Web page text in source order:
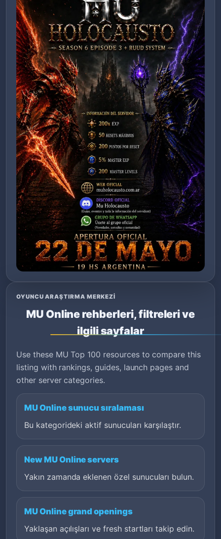
OYUNCU ARAŞTIRMA MERKEZI
MU Online rehberleri, filtreleri ve
ilgili sayfalar
Use these MU Top 100 resources to compare this
listing with rankings, guides, launch pages and
other server categories.
MU Online sunucu sıralaması
Bu kategorideki aktif sunucuları karşılaştır.
New MU Online servers
Yakın zamanda eklenen özel sunucuları bulun.
MU Online grand openings
Yaklaşan açılışları ve fresh startları takip edin.